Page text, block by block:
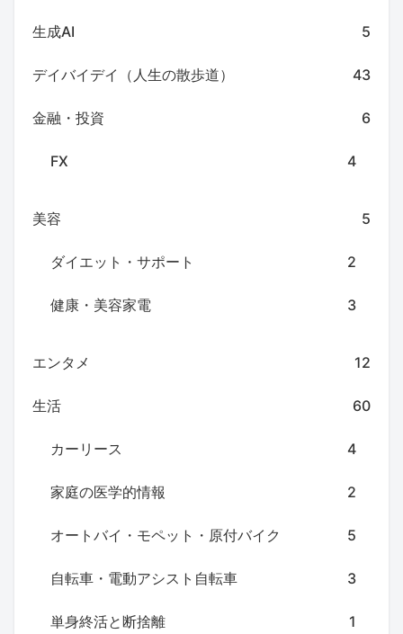
生成AI 5
デイバイデイ（人生の散歩道） 43
金融・投資 6
FX 4
美容 5
ダイエット・サポート 2
健康・美容家電 3
エンタメ 12
生活 60
カーリース 4
家庭の医学的情報 2
オートバイ・モペット・原付バイク 5
自転車・電動アシスト自転車 3
単身終活と断捨離 1